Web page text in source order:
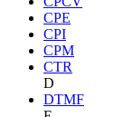
CPE
CPI
CPM
CTR
D
DTMF